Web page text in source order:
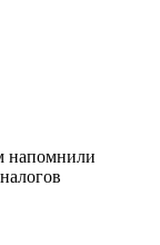
напомнили